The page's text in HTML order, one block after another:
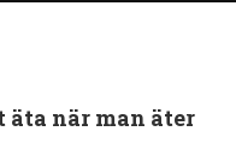
när man äter